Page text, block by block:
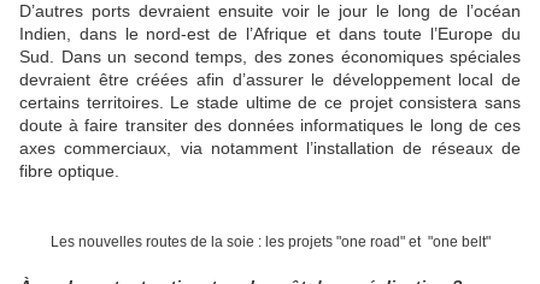
D’autres ports devraient ensuite voir le jour le long de l’océan
Indien, dans le nord-est de l’Afrique et dans toute l’Europe du
Sud. Dans un second temps, des zones économiques spéciales
devraient être créées afin d’assurer le développement local de
certains territoires. Le stade ultime de ce projet consistera sans
doute à faire transiter des données informatiques le long de ces
axes commerciaux, via notamment l’installation de réseaux de
fibre optique.
Les nouvelles routes de la soie : les projets "one road" et "one belt"